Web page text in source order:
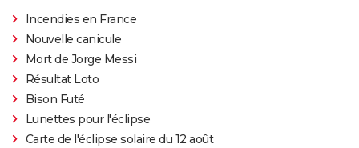
Incendies en France
Nouvelle canicule
Mort de Jorge Messi
Résultat Loto
Bison Futé
Lunettes pour l'éclipse
Carte de l'éclipse solaire du 12 août